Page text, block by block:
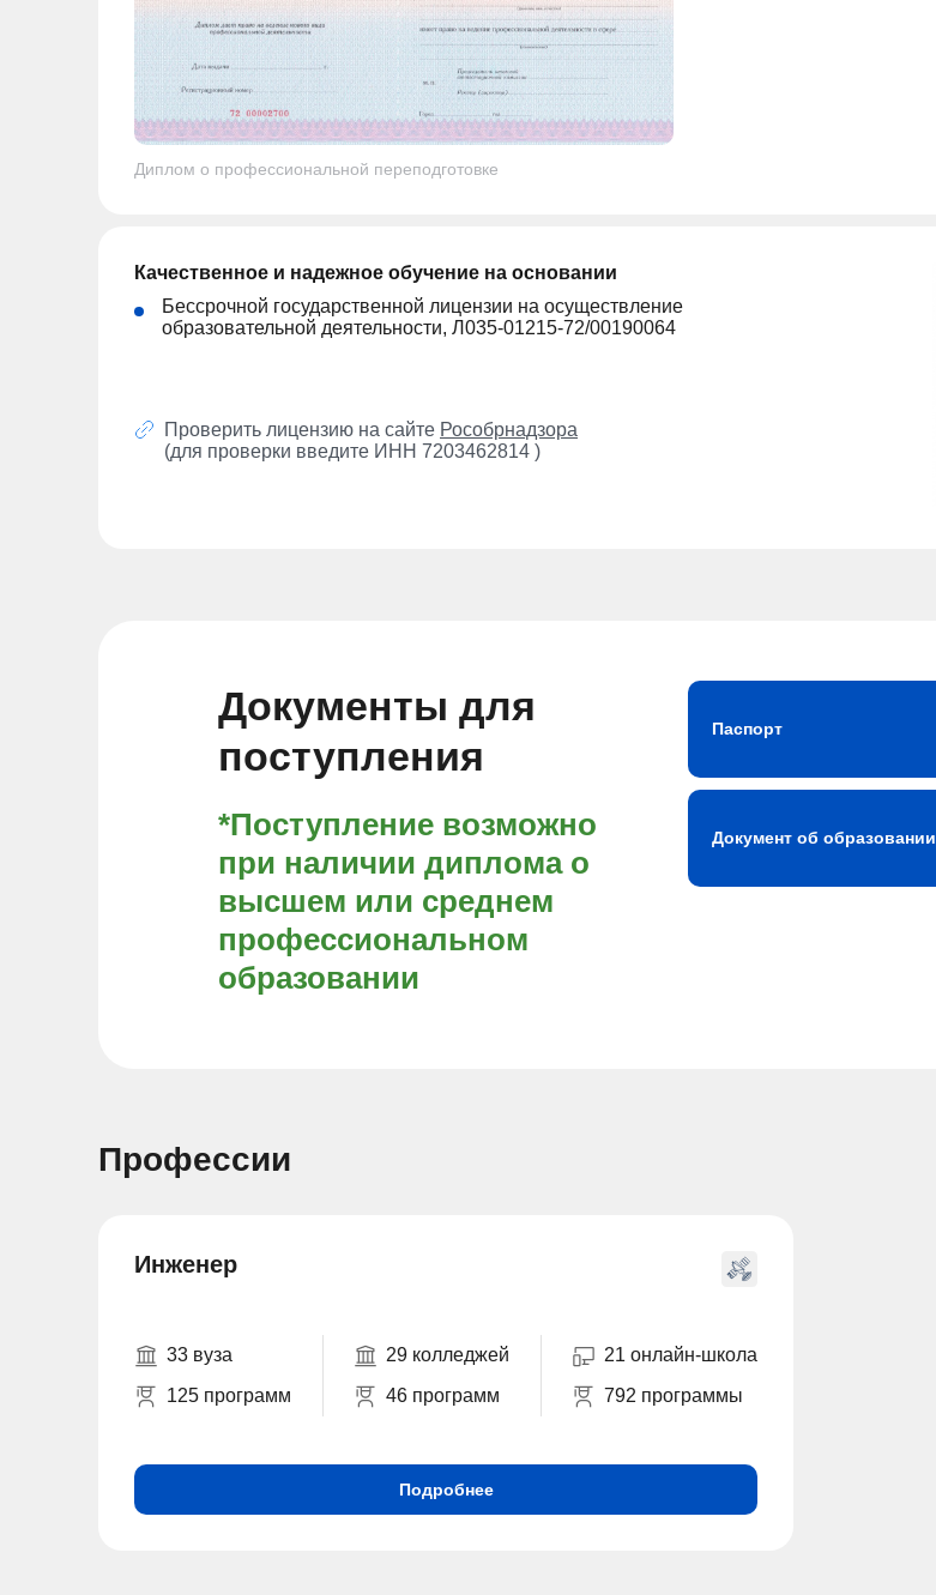
Диплом о профессиональной переподготовке
Качественное и надежное обучение на основании
Бессрочной государственной лицензии на осуществление
образовательной деятельности, Л035-01215-72/00190064
Проверить лицензию на сайте Рособрнадзора
(для проверки введите ИНН 7203462814 )
Документы для
поступления
*Поступление возможно
при наличии диплома о
высшем или среднем
профессиональном
образовании
Паспорт
Документ об образовании
Профессии
Инженер
33 вуза
125 программ
29 колледжей
46 программ
21 онлайн-школа
792 программы
Подробнее